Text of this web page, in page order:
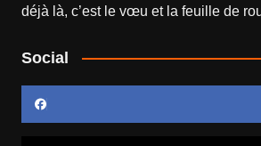
déjà là, c’est le vœu et la feuille de
Social